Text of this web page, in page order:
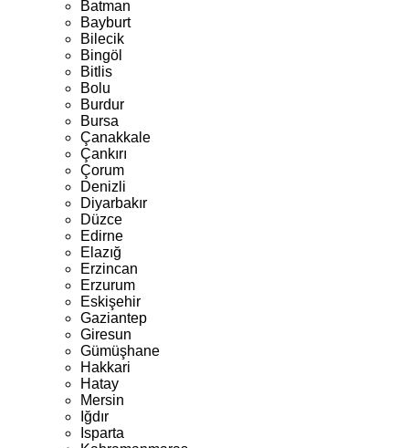
Batman
Bayburt
Bilecik
Bingöl
Bitlis
Bolu
Burdur
Bursa
Çanakkale
Çankırı
Çorum
Denizli
Diyarbakır
Düzce
Edirne
Elazığ
Erzincan
Erzurum
Eskişehir
Gaziantep
Giresun
Gümüşhane
Hakkari
Hatay
Mersin
Iğdır
Isparta